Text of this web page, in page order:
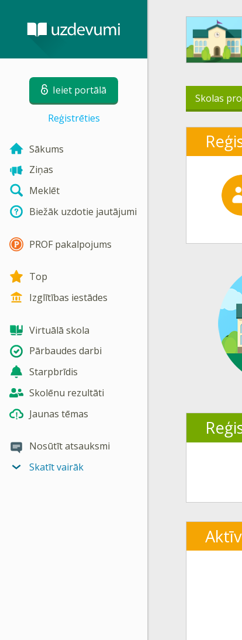
Ieiet portālā
Reģistrēties
Sākums
Ziņas
Meklēt
Biežāk uzdotie jautājumi
PROF pakalpojums
Top
Izglītības iestādes
Virtuālā skola
Pārbaudes darbi
Starpbrīdis
Skolēnu rezultāti
Jaunas tēmas
Nosūtīt atsauksmi
Skatīt vairāk
Skolas